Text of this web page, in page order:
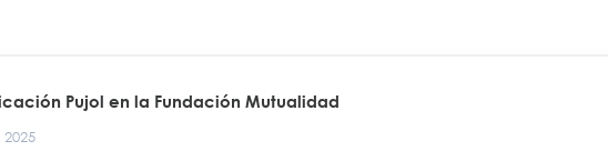
Pujol en la Fundación Mutualidad